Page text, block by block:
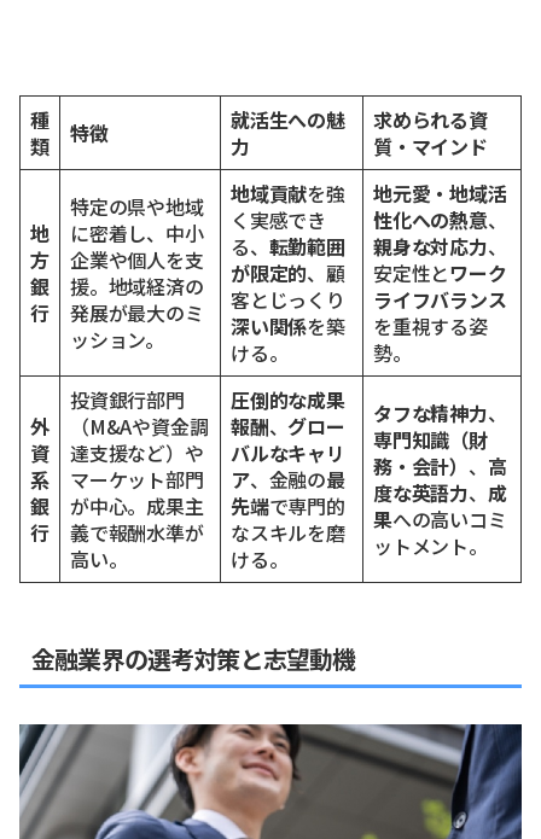
種
類
特徴
就活生への魅
力
求められる資
質・マインド
地
方
銀
行
特定の県や地域
に密着し、中小
企業や個人を支
援。地域経済の
発展が最大のミ
ッション。
地域貢献を強
く実感でき
る、 転勤範囲
が限定的、顧
客とじっくり
深い関係を築
ける。
地元愛・地域活
性化への熱意、
親身な対応力、
安定性とワーク
ライフバランス
を重視する姿
勢。
外
資
系
銀
行
投資銀行部門
（M&Aや資金調
達支援など）や
マーケット部門
が中心。成果主
義で報酬水準が
高い。
圧倒的な成果
報酬、 グロー
バルなキャリ
ア、金融の最
先端で専門的
なスキルを磨
ける。
タフな精神力、
専門知識（財
務・会計） 、 高
度な英語力、 成
果への高いコミ
ットメント。
金融業界の選考対策と志望動機